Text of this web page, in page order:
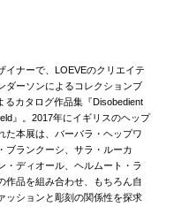
イナーで、LOEVEのクリエイテ
ダーソンによるコレクションブ
るカタログ作品集『Disobedient
』。2017年にイギリスのヘップ
た本展は、バーバラ・ヘップワ
ブランクーシ、サラ・ルーカ
・ディオール、ヘルムート・ラ
作品を組み合わせ、もちろん自
ッションと彫刻の関係性を探求